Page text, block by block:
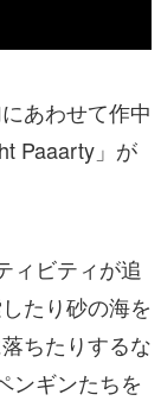
あわせて作中
Paaarty」が
ィビティが追
たり砂の海を
ちたりするな
ンギンたちを